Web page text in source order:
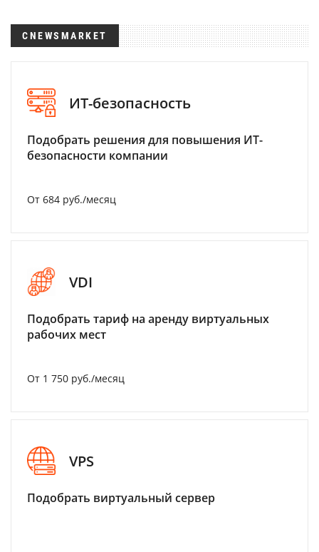
CNEWSMARKET
ИТ-безопасность
Подобрать решения для повышения ИТ-
безопасности компании
От 684 руб./месяц
VDI
Подобрать тариф на аренду виртуальных
рабочих мест
От 1 750 руб./месяц
VPS
Подобрать виртуальный сервер